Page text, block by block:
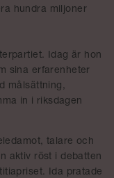
hundra miljoner
Idag är hon
sina erfarenheter
målsättning,
in i riksdagen
talare och
aktiv röst i debatten
Ida pratade